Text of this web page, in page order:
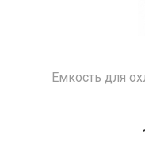
Емкость для